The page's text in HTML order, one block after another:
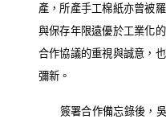
產，所產手工棉紙亦曾被
與保存年限遠優於工業化
合作協議的重視與誠意，
彌新。
簽署合作備忘錄後，